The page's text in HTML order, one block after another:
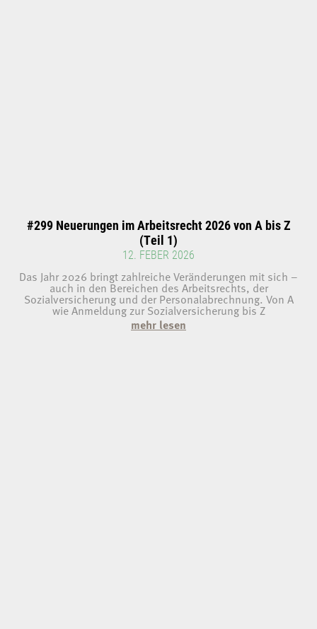
#299 Neuerungen im Arbeitsrecht 2026 von A bis Z
(Teil 1)
12. FEBER 2026
Das Jahr 2026 bringt zahlreiche Veränderungen mit sich –
auch in den Bereichen des Arbeitsrechts, der
Sozialversicherung und der Personalabrechnung. Von A
wie Anmeldung zur Sozialversicherung bis Z
mehr lesen